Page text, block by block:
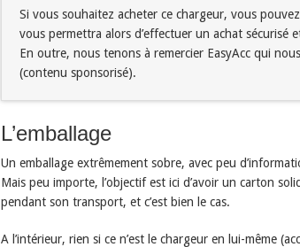
Si vous souhaitez acheter ce chargeur, vous
vous permettra alors d’effectuer un achat sécurisé
En outre, nous tenons à remercier EasyAcc qui
(contenu sponsorisé).
L’emballage
Un emballage extrêmement sobre, avec peu
Mais peu importe, l’objectif est ici d’avoir un carton
pendant son transport, et c’est bien le cas.
A l’intérieur, rien si ce n’est le chargeur en lui-même